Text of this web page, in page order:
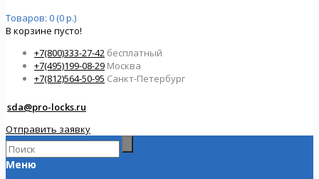
Товаров: 0 (0 р.)
В корзине пусто!
+7(800)333-27-42 бесплатный
+7(495)199-08-29 Москва
+7(812)564-50-95 Санкт-Петербург
sda@pro-locks.ru
Отправить заявку
Меню